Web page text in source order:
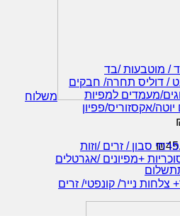
משלוח
₪
תשלום
/ מוטבעות /בד
/ דוליס תחרה/ חבקים
מעמדים למפיות
אקסזוריס/פפיון
סבון / זרים /וזות
+מפיונים /אגרטלים
צלחות נייר/ קונפטי/ זרים